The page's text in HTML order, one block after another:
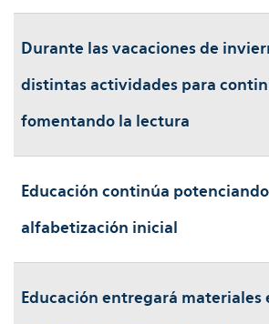
Durante las vacaciones de
distintas actividades para
fomentando la lectura
Educación continúa
alfabetización inicial
Educación entregará